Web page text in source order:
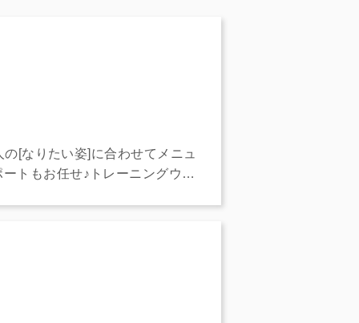
[なりたい姿]に合わせてメニュ
トもお任せ♪トレーニングウェ